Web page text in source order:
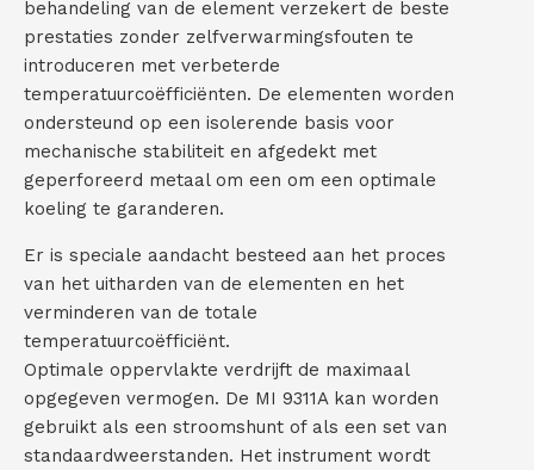
behandeling van de element verzekert de beste
prestaties zonder zelfverwarmingsfouten te
introduceren met verbeterde
temperatuurcoëfficiënten. De elementen worden
ondersteund op een isolerende basis voor
mechanische stabiliteit en afgedekt met
geperforeerd metaal om een om een optimale
koeling te garanderen.
Er is speciale aandacht besteed aan het proces
van het uitharden van de elementen en het
verminderen van de totale
temperatuurcoëfficiënt.
Optimale oppervlakte verdrijft de maximaal
opgegeven vermogen. De MI 9311A kan worden
gebruikt als een stroomshunt of als een set van
standaardweerstanden. Het instrument wordt